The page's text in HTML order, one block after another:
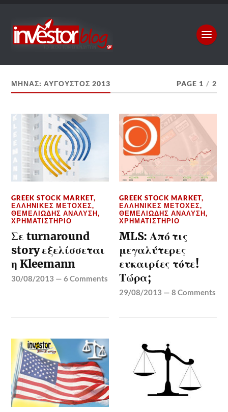
ΜΉΝΑΣ: ΑΎΓΟΥΣΤΟΣ 2013 PAGE 1 / 2
GREEK STOCK MARKET,
ΕΛΛΗΝΙΚΈΣ ΜΕΤΟΧΈΣ,
ΘΕΜΕΛΙΏΔΗΣ ΑΝΆΛΥΣΗ,
ΧΡΗΜΑΤΙΣΤΉΡΙΟ
Σε turnaround
story εξελίσσεται
η Kleemann
30/08/2013 —6 Comments
GREEK STOCK MARKET,
ΕΛΛΗΝΙΚΈΣ ΜΕΤΟΧΈΣ,
ΘΕΜΕΛΙΏΔΗΣ ΑΝΆΛΥΣΗ,
ΧΡΗΜΑΤΙΣΤΉΡΙΟ
MLS: Από τις
μεγαλύτερες
ευκαιρίες τότε!
Τώρα;
29/08/2013 —8 Comments